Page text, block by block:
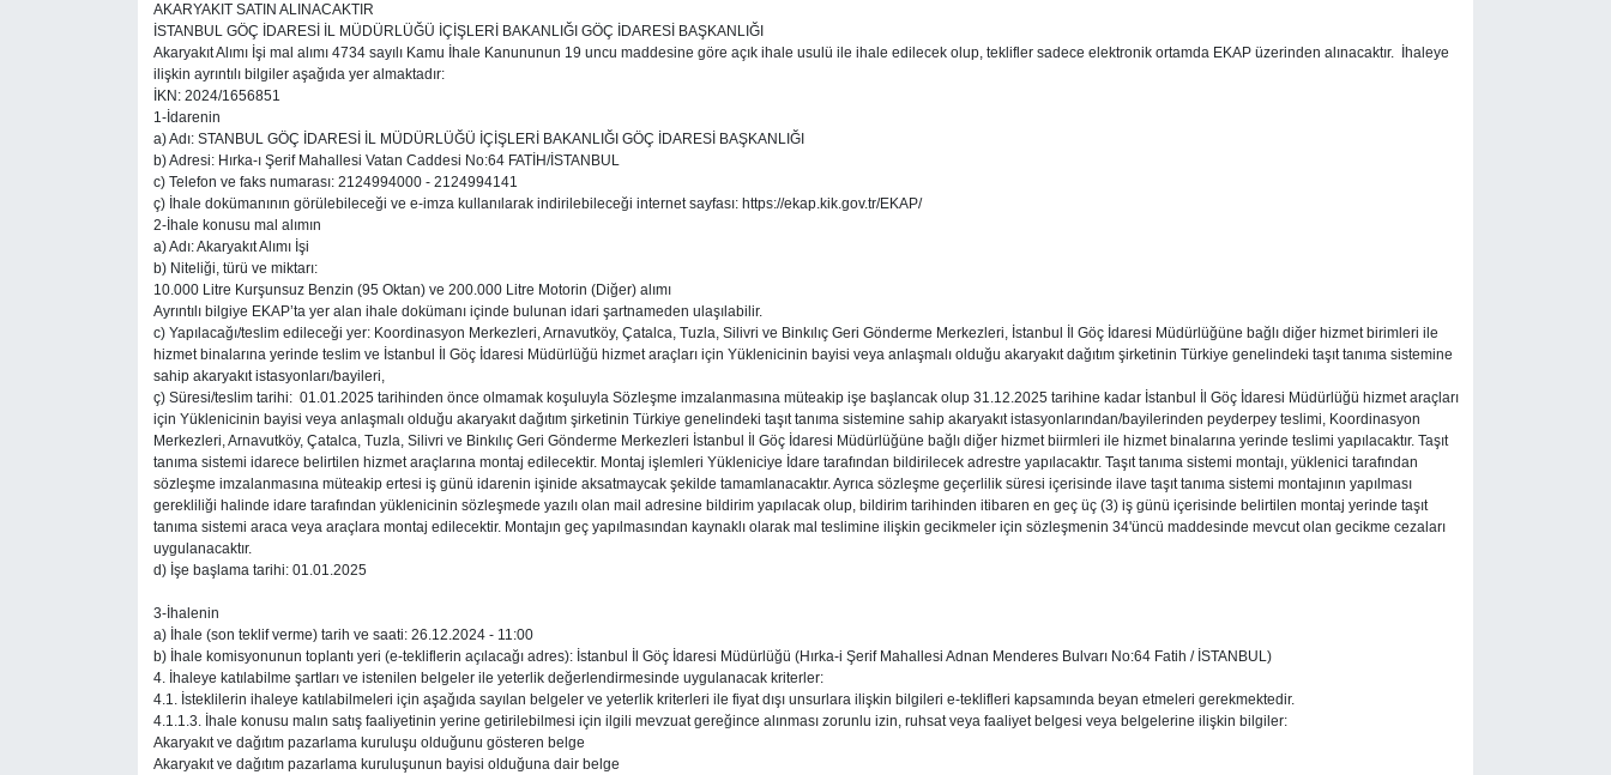
AKARYAKIT SATIN ALINACAKTIR
İSTANBUL GÖÇ İDARESİ İL MÜDÜRLÜĞÜ İÇİŞLERİ BAKANLIĞI GÖÇ İDARESİ BAŞKANLIĞI
Akaryakıt Alımı İşi mal alımı 4734 sayılı Kamu İhale Kanununun 19 uncu maddesine göre açık ihale usulü ile ihale edilecek olup, teklifler sadece elektronik ortamda EKAP üzerinden alınacaktır. İhaleye
ilişkin ayrıntılı bilgiler aşağıda yer almaktadır:
İKN: 2024/1656851
1-İdarenin
a) Adı: STANBUL GÖÇ İDARESİ İL MÜDÜRLÜĞÜ İÇİŞLERİ BAKANLIĞI GÖÇ İDARESİ BAŞKANLIĞI
b) Adresi: Hırka-ı Şerif Mahallesi Vatan Caddesi No:64 FATİH/İSTANBUL
c) Telefon ve faks numarası: 2124994000 - 2124994141
ç) İhale dokümanının görülebileceği ve e-imza kullanılarak indirilebileceği internet sayfası: https://ekap.kik.gov.tr/EKAP/
2-İhale konusu mal alımın
a) Adı: Akaryakıt Alımı İşi
b) Niteliği, türü ve miktarı:
10.000 Litre Kurşunsuz Benzin (95 Oktan) ve 200.000 Litre Motorin (Diğer) alımı
Ayrıntılı bilgiye EKAP’ta yer alan ihale dokümanı içinde bulunan idari şartnameden ulaşılabilir.
c) Yapılacağı/teslim edileceği yer: Koordinasyon Merkezleri, Arnavutköy, Çatalca, Tuzla, Silivri ve Binkılıç Geri Gönderme Merkezleri, İstanbul İl Göç İdaresi Müdürlüğüne bağlı diğer hizmet birimleri ile
hizmet binalarına yerinde teslim ve İstanbul İl Göç İdaresi Müdürlüğü hizmet araçları için Yüklenicinin bayisi veya anlaşmalı olduğu akaryakıt dağıtım şirketinin Türkiye genelindeki taşıt tanıma sistemine
sahip akaryakıt istasyonları/bayileri,
ç) Süresi/teslim tarihi: 01.01.2025 tarihinden önce olmamak koşuluyla Sözleşme imzalanmasına müteakip işe başlancak olup 31.12.2025 tarihine kadar İstanbul İl Göç İdaresi Müdürlüğü hizmet araçları
için Yüklenicinin bayisi veya anlaşmalı olduğu akaryakıt dağıtım şirketinin Türkiye genelindeki taşıt tanıma sistemine sahip akaryakıt istasyonlarından/bayilerinden peyderpey teslimi, Koordinasyon
Merkezleri, Arnavutköy, Çatalca, Tuzla, Silivri ve Binkılıç Geri Gönderme Merkezleri İstanbul İl Göç İdaresi Müdürlüğüne bağlı diğer hizmet biirmleri ile hizmet binalarına yerinde teslimi yapılacaktır. Taşıt
tanıma sistemi idarece belirtilen hizmet araçlarına montaj edilecektir. Montaj işlemleri Yükleniciye İdare tarafından bildirilecek adrestre yapılacaktır. Taşıt tanıma sistemi montajı, yüklenici tarafından
sözleşme imzalanmasına müteakip ertesi iş günü idarenin işinide aksatmaycak şekilde tamamlanacaktır. Ayrıca sözleşme geçerlilik süresi içerisinde ilave taşıt tanıma sistemi montajının yapılması
gerekliliği halinde idare tarafından yüklenicinin sözleşmede yazılı olan mail adresine bildirim yapılacak olup, bildirim tarihinden itibaren en geç üç (3) iş günü içerisinde belirtilen montaj yerinde taşıt
tanıma sistemi araca veya araçlara montaj edilecektir. Montajın geç yapılmasından kaynaklı olarak mal teslimine ilişkin gecikmeler için sözleşmenin 34'üncü maddesinde mevcut olan gecikme cezaları
uygulanacaktır.
d) İşe başlama tarihi: 01.01.2025
3-İhalenin
a) İhale (son teklif verme) tarih ve saati: 26.12.2024 - 11:00
b) İhale komisyonunun toplantı yeri (e-tekliflerin açılacağı adres): İstanbul İl Göç İdaresi Müdürlüğü (Hırka-i Şerif Mahallesi Adnan Menderes Bulvarı No:64 Fatih / İSTANBUL)
4. İhaleye katılabilme şartları ve istenilen belgeler ile yeterlik değerlendirmesinde uygulanacak kriterler:
4.1. İsteklilerin ihaleye katılabilmeleri için aşağıda sayılan belgeler ve yeterlik kriterleri ile fiyat dışı unsurlara ilişkin bilgileri e-teklifleri kapsamında beyan etmeleri gerekmektedir.
4.1.1.3. İhale konusu malın satış faaliyetinin yerine getirilebilmesi için ilgili mevzuat gereğince alınması zorunlu izin, ruhsat veya faaliyet belgesi veya belgelerine ilişkin bilgiler:
Akaryakıt ve dağıtım pazarlama kuruluşu olduğunu gösteren belge
Akaryakıt ve dağıtım pazarlama kuruluşunun bayisi olduğuna dair belge
Elif Kuşağı
Kültür Sanat
Kurumsal Haberler
Lezzet Durağı
Memur ve Kamu
Otomobil
Son Dakika Haberleri
Haber Arşivi